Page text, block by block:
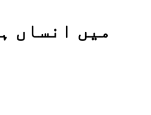
میں انساں